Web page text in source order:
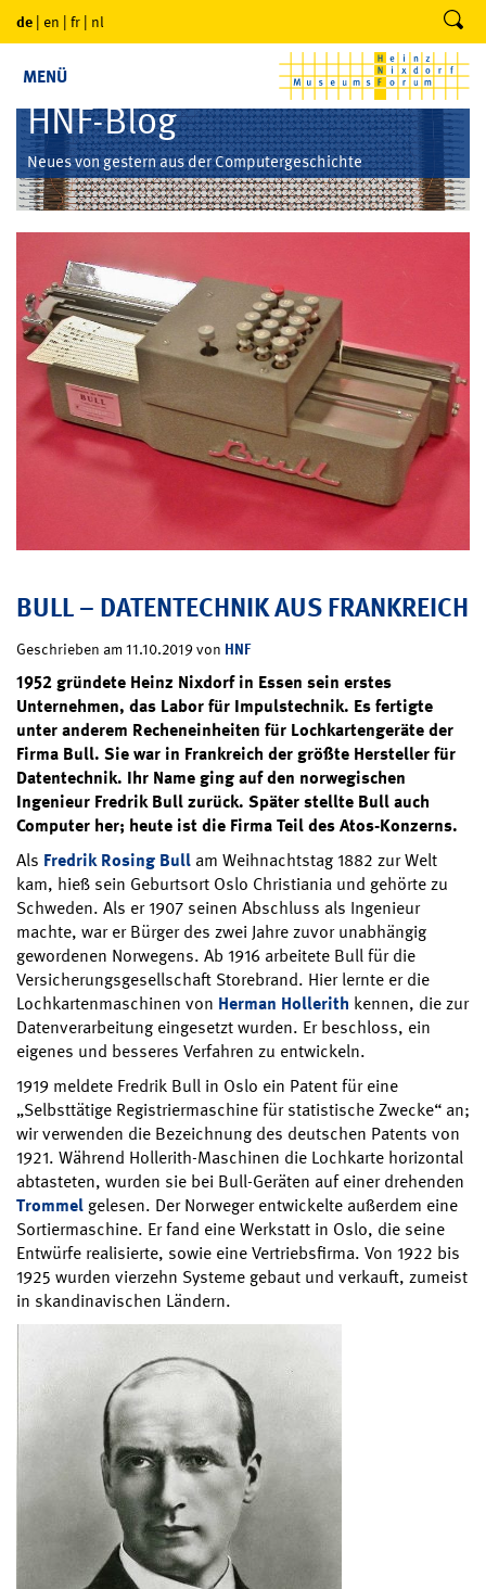
de | en | fr | nl
MENÜ
HNF-Blog
Neues von gestern aus der Computergeschichte
BULL – DATENTECHNIK AUS FRANKREICH
Geschrieben am 11.10.2019 von HNF
1952 gründete Heinz Nixdorf in Essen sein erstes
Unternehmen, das Labor für Impulstechnik. Es fertigte
unter anderem Recheneinheiten für Lochkartengeräte der
Firma Bull. Sie war in Frankreich der größte Hersteller für
Datentechnik. Ihr Name ging auf den norwegischen
Ingenieur Fredrik Bull zurück. Später stellte Bull auch
Computer her; heute ist die Firma Teil des Atos-Konzerns.
Als Fredrik Rosing Bull am Weihnachtstag 1882 zur Welt
kam, hieß sein Geburtsort Oslo Christiania und gehörte zu
Schweden. Als er 1907 seinen Abschluss als Ingenieur
machte, war er Bürger des zwei Jahre zuvor unabhängig
gewordenen Norwegens. Ab 1916 arbeitete Bull für die
Versicherungsgesellschaft Storebrand. Hier lernte er die
Lochkartenmaschinen von Herman Hollerith kennen, die zur
Datenverarbeitung eingesetzt wurden. Er beschloss, ein
eigenes und besseres Verfahren zu entwickeln.
1919 meldete Fredrik Bull in Oslo ein Patent für eine
„Selbsttätige Registriermaschine für statistische Zwecke“ an;
wir verwenden die Bezeichnung des deutschen Patents von
1921. Während Hollerith-Maschinen die Lochkarte horizontal
abtasteten, wurden sie bei Bull-Geräten auf einer drehenden
Trommel gelesen. Der Norweger entwickelte außerdem eine
Sortiermaschine. Er fand eine Werkstatt in Oslo, die seine
Entwürfe realisierte, sowie eine Vertriebsfirma. Von 1922 bis
1925 wurden vierzehn Systeme gebaut und verkauft, zumeist
in skandinavischen Ländern.